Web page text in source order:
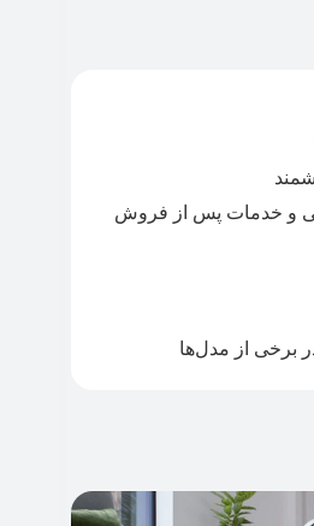
و خدمات پس از فروش
برخی از مدل‌ها